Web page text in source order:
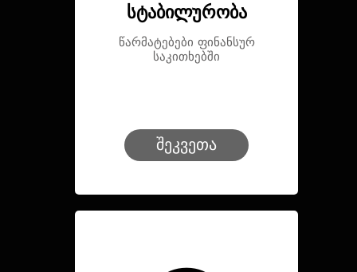
სტაბილურობა
წარმატებები ფინანსურ
საკითხებში
შეკვეთა